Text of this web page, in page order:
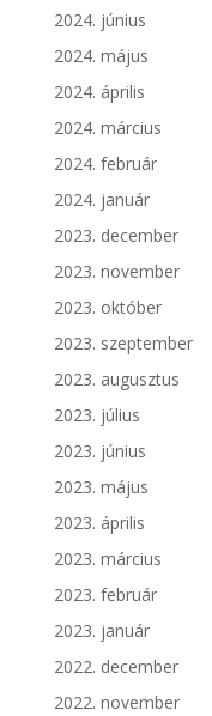
2024. június
2024. május
2024. április
2024. március
2024. február
2024. január
2023. december
2023. november
2023. október
2023. szeptember
2023. augusztus
2023. július
2023. június
2023. május
2023. április
2023. március
2023. február
2023. január
2022. december
2022. november